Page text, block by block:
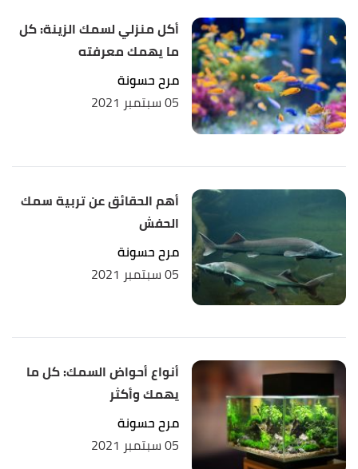
Retrieved 2/12/2021. Edited.
↑
"How to Properly Feed Your Fish"
,aqueon,
Retrieved 2/12/2021. Edited.
أكل منزلي لسمك الزينة: كل
ما يهمك معرفته
مرح حسونة
05 سبتمبر 2021
أهم الحقائق عن تربية سمك
الحفش
مرح حسونة
05 سبتمبر 2021
أنواع أحواض السمك: كل ما
يهمك وأكثر
مرح حسونة
05 سبتمبر 2021